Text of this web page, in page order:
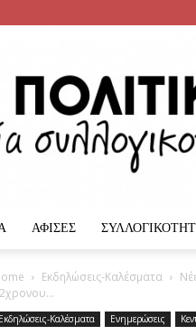
ΑΦΙΣΕΣ
Εκδηλώσεις-Καλέσματα
Εκδηλώσεις-Καλέσματα Ενημερώσεις